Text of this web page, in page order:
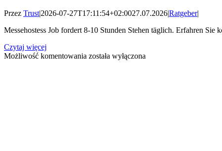
Przez Trust|2026-07-27T17:11:54+02:0027.07.2026|Ratgeber|
Messehostess Job fordert 8-10 Stunden Stehen täglich. Erfahren
Czytaj więcej
Możliwość komentowania Welche
została wyłączona